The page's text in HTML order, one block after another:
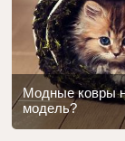
Модные ковры
модель?